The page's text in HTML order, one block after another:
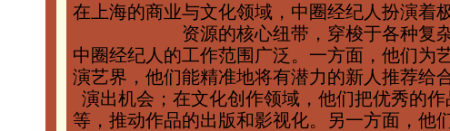
在上海的商业与文化领域，中圈经纪人扮演着
资源的核心纽带，穿梭于各种复
中圈经纪人的工作范围广泛。一方面，他们为
演艺界，他们能精准地将有潜力的新人推荐给
演出机会；在文化创作领域，他们把优秀的
等，推动作品的出版和影视化。另一方面，他